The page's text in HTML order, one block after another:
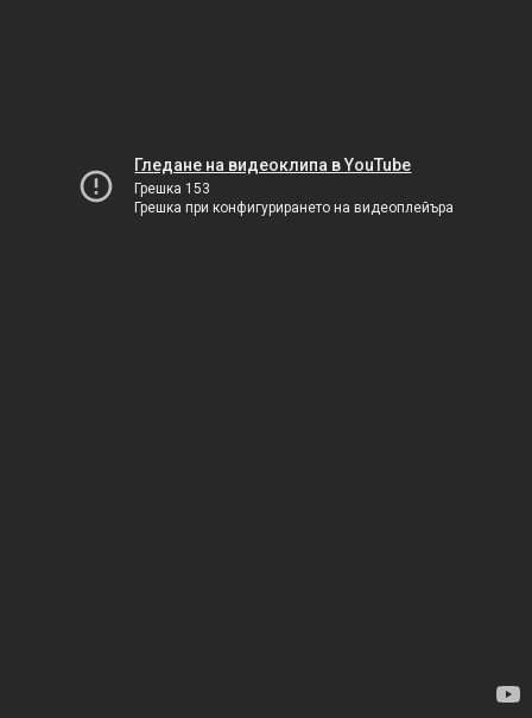
Гледане на видеоклипа в YouTube
Грешка 153
Грешка при конфигурирането на видеоплейъра